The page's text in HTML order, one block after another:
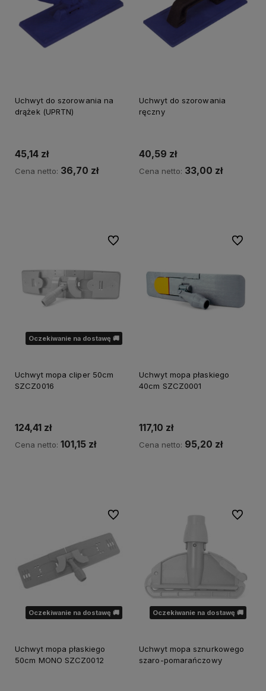
Uchwyt do szorowania na
drążek (UPRTN)
45,14 zł
Cena netto: 36,70 zł
Uchwyt do szorowania
ręczny
40,59 zł
Cena netto: 33,00 zł
Oczekiwanie na dostawę 🚚
Uchwyt mopa cliper 50cm
SZCZ0016
124,41 zł
Cena netto: 101,15 zł
Do ulubionych
Uchwyt mopa płaskiego
40cm SZCZ0001
117,10 zł
Cena netto: 95,20 zł
Do
Oczekiwanie na dostawę 🚚
Uchwyt mopa płaskiego
50cm MONO SZCZ0012
Do ulubionych
Oczekiwanie na dostawę 🚚
Uchwyt mopa sznurkowego
szaro-pomarańczowy
Do